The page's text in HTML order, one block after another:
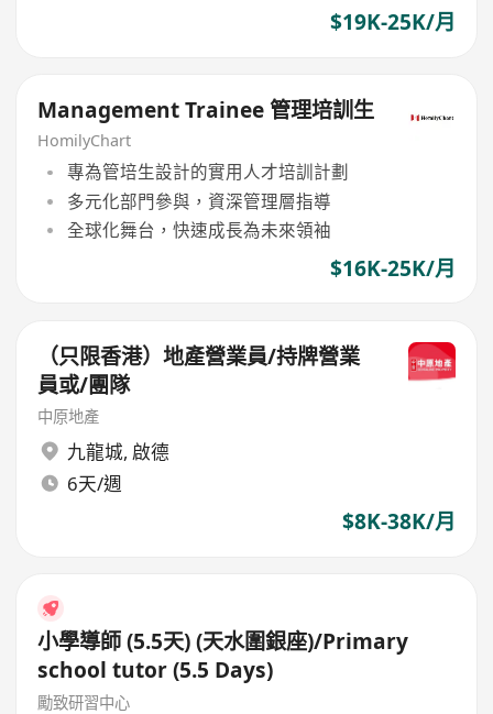
$19K-25K/月
Management Trainee 管理培訓生
HomilyChart
專為管培生設計的實用人才培訓計劃
多元化部門參與，資深管理層指導
全球化舞台，快速成長為未來領袖
$16K-25K/月
（只限香港）地產營業員/持牌營業
員或/團隊
中原地產
九龍城, 啟德
6天/週
$8K-38K/月
小學導師 (5.5天) (天水圍銀座)/Primary
school tutor (5.5 Days)
勵致研習中心